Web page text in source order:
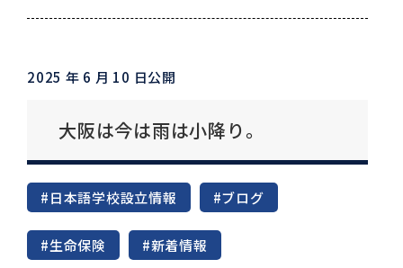
2025 年 6 月 10 日公開
大阪は今は雨は小降り。
#日本語学校設立情報 #ブログ
#生命保険 #新着情報